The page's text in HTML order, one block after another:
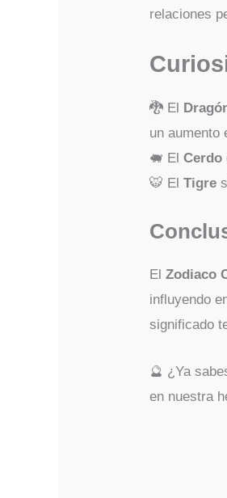
relaciones
🐉 El
un aumento
🐖 ElCerdo
🐯 ElTigre
ElZodiaco
influyendo
significado
🔮 ¿Ya
en nuestra